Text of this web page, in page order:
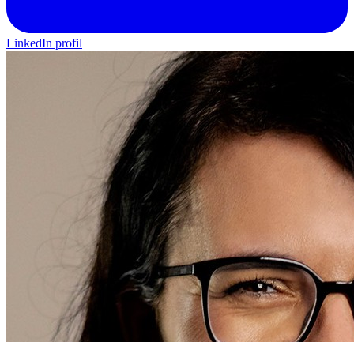
LinkedIn profil